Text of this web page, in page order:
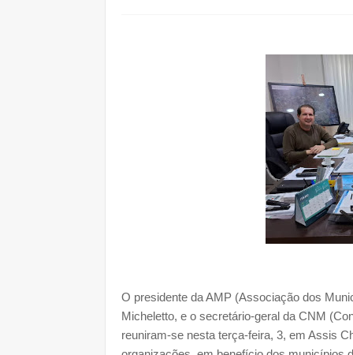
O presidente da AMP (Associação dos
Micheletto, e o secretário-geral da CNM
reuniram-se nesta terça-feira, 3, em Assis